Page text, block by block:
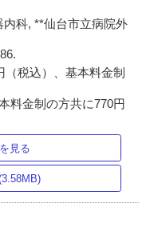
科, **仙台市立病院外
税込）、基本料金制
料金制の方共に770円
見る